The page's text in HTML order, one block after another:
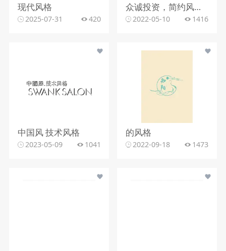
现代风格
2025-07-31 420
众诚投资，简约风格，字母元素
2022-05-10 1416
中国风 技术风格
2023-05-09 1041
的风格
2022-09-18 1473